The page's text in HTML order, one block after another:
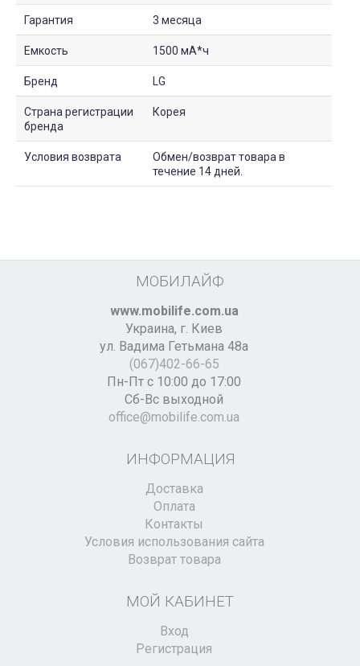
Гарантия 3 месяца
Емкость 1500 мА*ч
Бренд LG
Страна регистрации
бренда
Корея
Условия возврата
Обмен/возврат товара в
течение 14 дней.
МОБИЛАЙФ
www.mobilife.com.ua
Украина, г. Киев
ул. Вадима Гетьмана 48а
(067)402-66-65
Пн-Пт с 10:00 до 17:00
Сб-Вс выходной
office@mobilife.com.ua
ИНФОРМАЦИЯ
Доставка
Оплата
Контакты
Условия использования сайта
Возврат товара
МОЙ КАБИНЕТ
Вход
Регистрация